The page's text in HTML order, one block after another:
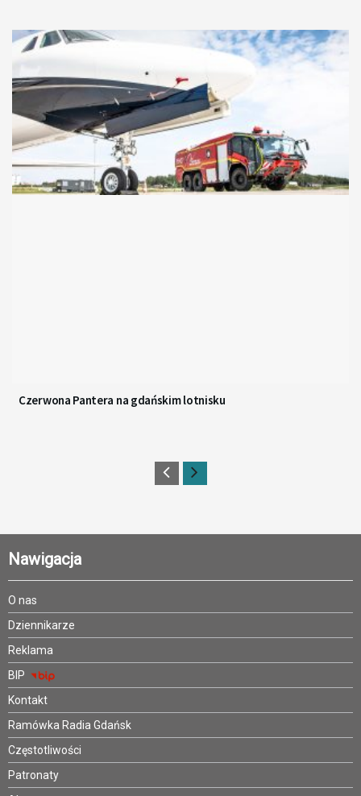
Czerwona Pantera na gdańskim lotnisku
Nawigacja
O nas
Dziennikarze
Reklama
BIP
Kontakt
Ramówka Radia Gdańsk
Częstotliwości
Patronaty